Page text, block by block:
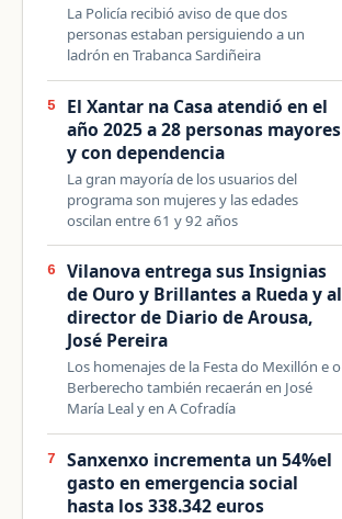
La Policía recibió aviso de que dos
personas estaban persiguiendo a un
ladrón en Trabanca Sardiñeira
5
El Xantar na Casa atendió en el
año 2025 a 28 personas mayores
y con dependencia
La gran mayoría de los usuarios del
programa son mujeres y las edades
oscilan entre 61 y 92 años
6
Vilanova entrega sus Insignias
de Ouro y Brillantes a Rueda y al
director de Diario de Arousa,
José Pereira
Los homenajes de la Festa do Mexillón e o
Berberecho también recaerán en José
María Leal y en A Cofradía
7
Sanxenxo incrementa un 54%el
gasto en emergencia social
hasta los 338.342 euros